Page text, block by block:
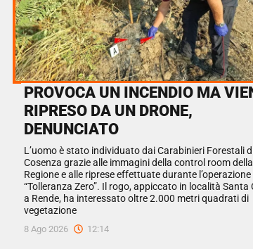
PROVOCA UN INCENDIO MA
RIPRESO DA UN DRONE,
DENUNCIATO
L’uomo è stato individuato dai Carabinieri Forestali
Cosenza grazie alle immagini della control room della
Regione e alle riprese effettuate durante l’operazione
“Tolleranza Zero”. Il rogo, appiccato in località Santa
a Rende, ha interessato oltre 2.000 metri quadrati di
vegetazione
8 Ago 2026 12:14